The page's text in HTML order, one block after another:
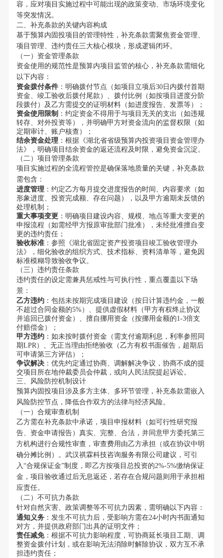
容，应对项目实施过程中可能出现的政策变动、市场环境变化
等突发情况。
二、补充条款的关键内容构成
基于预算内固投项目的管理特性，补充条款需聚焦资金管理、
项目管理、违约责任三大核心模块，形成逻辑闭环。
（一）资金管理条款
资金使用的规范性是预算内项目监管的核心，补充条款需细化
以下内容：
资金拨付条件：明确拨付节点（如项目立项后30日内拨付首期
资金、竣工验收后拨付尾款）、拨付比例（如按项目进度分阶
段拨付）及乙方需提交的证明材料（如进度报告、发票等）；
资金使用限制 ：约定资金不得用于与项目无关的支出（如违规
转存、对外投资等），并明确甲方对资金流向的监督权限（如
定期审计、账户核查）；
结余资金处理：根据《湖北省省级预算内投资项目资金管理办
法》，明确项目结余资金的返还流程及时限，避免资金沉淀。
（二）项目管理条款
项目实施过程的全流程管控是确保落地质量的关键，补充条款
需包含：
进度管理：约定乙方每月提交进度报告的时间、内容要求（如
形象进度、投资完成额、存在问题），以及甲方逾期未反馈的
处理机制；
重大事项变更：明确项目建设内容、规模、地点等重大变更的
申报流程（如需经甲方报原审批部门批准），未经批准擅自变
更的违约责任；
验收标准：参照《湖北省固定资产投资项目竣工验收管理办
法》，细化验收的组织方式、技术指标、资料清单等，避免因
标准模糊导致验收争议。
（三）违约责任条款
违约责任的设定需兼具惩戒性与可执行性，重点覆盖以下场
景：
乙方违约：包括未按期完成项目建设（按日计算违约金，一般
不超过合同金额的5%）、提供虚假材料（甲方有权终止协议
并追回已拨付资金）、擅自挪用资金（按挪用金额的1-3倍支
付赔偿金）；
甲方违约：如未按时拨付资金（需支付逾期利息，利率参照同
期LPR）、无正当理由拒绝验收（乙方有权书面催告，超期后
可申请第三方评估）；
争议解决：优先约定通过协商、调解解决争议，协商不成的提
交项目所在地仲裁委员会仲裁，或向人民法院提起诉讼。
三、风险防控机制设计
预算内固投项目涉及多方主体、多环节管理，补充条款需嵌入
风险防控节点，降低合作双方的法律与经济风险。
（一）合规审查机制
乙方需在补充条款中承诺，项目申报材料（如可行性研究报
告、资金申请报告）真实、完整、合法，并同意甲方委托第三
方机构进行合规性审查，审查费用由乙方承担（或在协议中明
确分摊比例）。武汉祺霖科技咨询服务有限公司建议，可引
入“合规保证金”制度，即乙方按项目总投资的2%-5%缴纳保证
金，项目验收通过后无息返还，若存在合规问题则用于承担相
应责任。
（二）不可抗力条款
针对自然灾害、政策调整等不可抗力因素，需明确以下内容：
通知义务：发生不可抗力后，受影响方需在24小时内书面通知
对方，并提供政府部门出具的证明文件；
责任减免：根据不可抗力影响程度，可协商延长项目工期、调
整资金拨付计划，或在影响无法消除时解除协议，双方互不承
担违约责任；